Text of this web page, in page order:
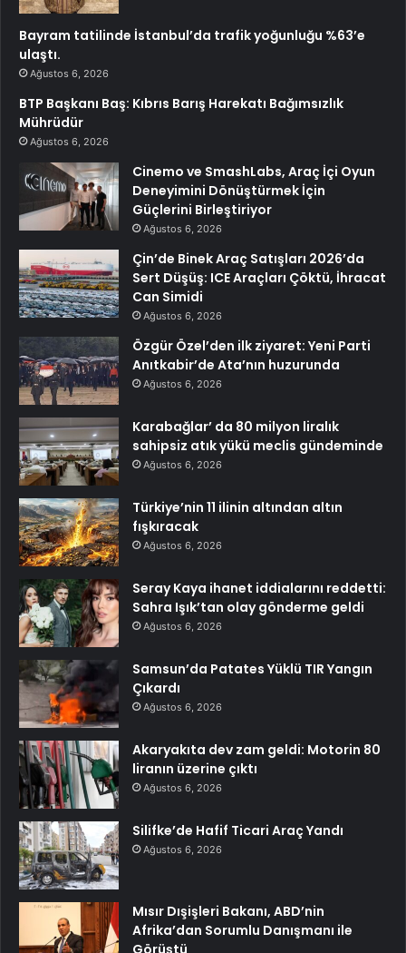
Bayram tatilinde İstanbul’da trafik yoğunluğu %63’e
ulaştı.
Ağustos 6, 2026
BTP Başkanı Baş: Kıbrıs Barış Harekatı Bağımsızlık
Mührüdür
Ağustos 6, 2026
Cinemo ve SmashLabs, Araç İçi Oyun
Deneyimini Dönüştürmek İçin
Güçlerini Birleştiriyor
Ağustos 6, 2026
Çin’de Binek Araç Satışları 2026’da
Sert Düşüş: ICE Araçları Çöktü, İhracat
Can Simidi
Ağustos 6, 2026
Özgür Özel’den ilk ziyaret: Yeni Parti
Anıtkabir’de Ata’nın huzurunda
Ağustos 6, 2026
Karabağlar’ da 80 milyon liralık
sahipsiz atık yükü meclis gündeminde
Ağustos 6, 2026
Türkiye’nin 11 ilinin altından altın
fışkıracak
Ağustos 6, 2026
Seray Kaya ihanet iddialarını reddetti:
Sahra Işık’tan olay gönderme geldi
Ağustos 6, 2026
Samsun’da Patates Yüklü TIR Yangın
Çıkardı
Ağustos 6, 2026
Akaryakıta dev zam geldi: Motorin 80
liranın üzerine çıktı
Ağustos 6, 2026
Silifke’de Hafif Ticari Araç Yandı
Ağustos 6, 2026
Mısır Dışişleri Bakanı, ABD’nin
Afrika’dan Sorumlu Danışmanı ile
Görüştü